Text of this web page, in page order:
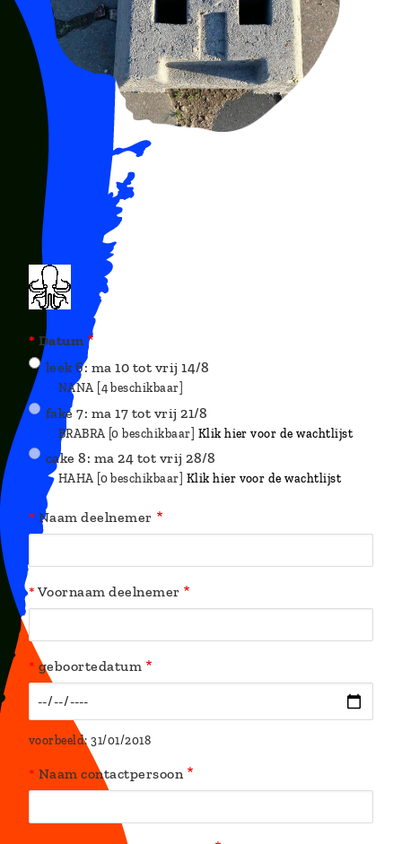
Datum
leek 6: ma 10 tot vrij 14/8
NANA [4 beschikbaar]
fake 7: ma 17 tot vrij 21/8
BRABRA [0 beschikbaar] Klik hier voor de wachtlijst
cake 8: ma 24 tot vrij 28/8
HAHA [0 beschikbaar] Klik hier voor de wachtlijst
Naam deelnemer
Voornaam deelnemer
geboortedatum
voorbeeld: 31/01/2018
Naam contactpersoon